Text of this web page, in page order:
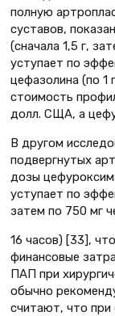
полную
суставов,
(сначала 1,5 г,
уступает по
цефазолина (по
стоимость
долл. СЩА, а
В другом
подвергнутых
дозы
уступает по
затем по 750 мг
16 часов) [33],
финансовые
ПАП при
обычно
считают, что при